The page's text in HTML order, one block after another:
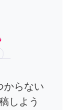
からない
しよう